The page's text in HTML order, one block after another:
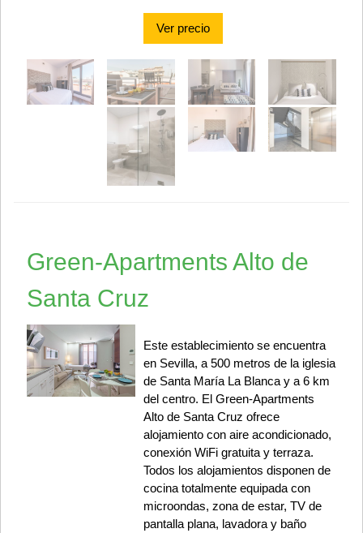
Ver precio
Green-Apartments Alto de
Santa Cruz
Este establecimiento se encuentra
en Sevilla, a 500 metros de la iglesia
de Santa María La Blanca y a 6 km
del centro. El Green-Apartments
Alto de Santa Cruz ofrece
alojamiento con aire acondicionado,
conexión WiFi gratuita y terraza.
Todos los alojamientos disponen de
cocina totalmente equipada con
microondas, zona de estar, TV de
pantalla plana, lavadora y baño